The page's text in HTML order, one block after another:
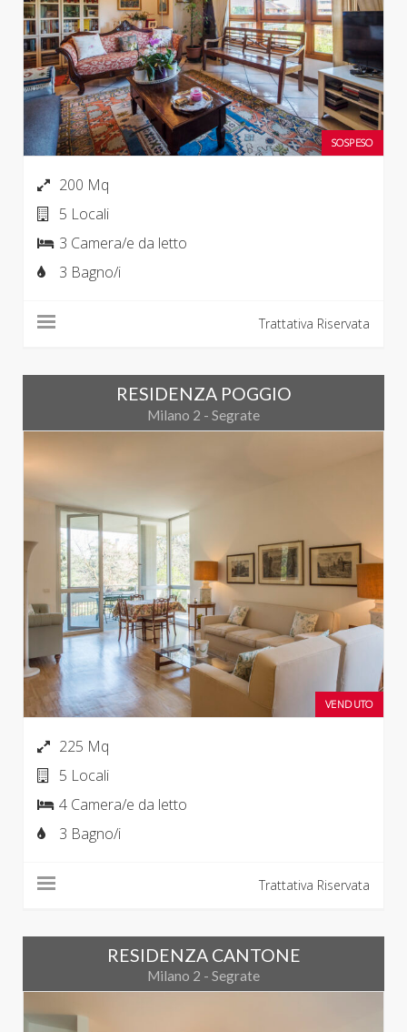
SOSPESO
200 Mq
5 Locali
3 Camera/e da letto
3 Bagno/i
Trattativa Riservata
RESIDENZA POGGIO
Milano 2 - Segrate
VENDUTO
225 Mq
5 Locali
4 Camera/e da letto
3 Bagno/i
Trattativa Riservata
RESIDENZA CANTONE
Milano 2 - Segrate